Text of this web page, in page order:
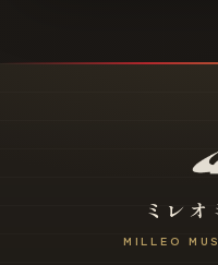
ミレオ
MILLEO